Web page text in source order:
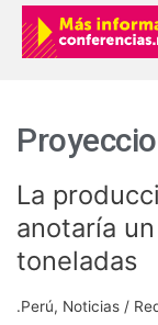
La
anotaría
toneladas
.Perú, Noticias /
La
producción
mundial
de
anotaría